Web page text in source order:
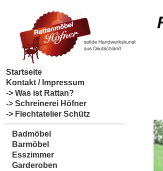
Startseite
Kontakt / Impressum
-> Was ist Rattan?
-> Schreinerei Höfner
-> Flechtatelier Schütz
Badmöbel
Barmöbel
Esszimmer
Garderoben